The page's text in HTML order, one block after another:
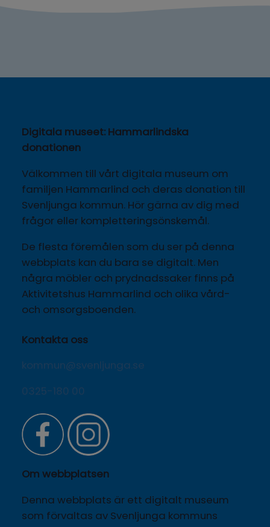
Digitala museet: Hammarlindska
donationen
Välkommen till vårt digitala museum om
familjen Hammarlind och deras donation till
Svenljunga kommun. Hör gärna av dig med
frågor eller kompletteringsönskemål.
De flesta föremålen som du ser på denna
webbplats kan du bara se digitalt. Men
några möbler och prydnadssaker finns på
Aktivitetshus Hammarlind och olika vård-
och omsorgsboenden.
Kontakta oss
kommun@svenljunga.se
0325-180 00
Om webbplatsen
Denna webbplats är ett digitalt museum
som förvaltas av Svenljunga kommuns